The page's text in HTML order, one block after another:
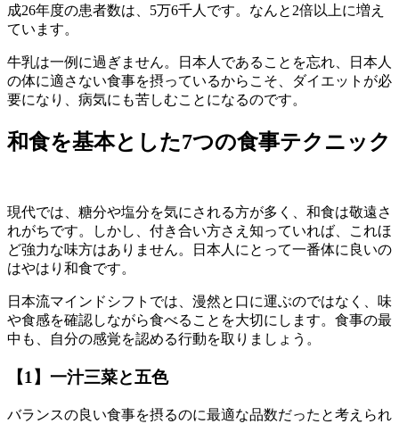
成26年度の患者数は、5万6千人です。なんと2倍以上に増え
ています。
牛乳は一例に過ぎません。日本人であることを忘れ、日本人
の体に適さない食事を摂っているからこそ、ダイエットが必
要になり、病気にも苦しむことになるのです。
和食を基本とした7つの食事テクニック
現代では、糖分や塩分を気にされる方が多く、和食は敬遠さ
れがちです。しかし、付き合い方さえ知っていれば、これほ
ど強力な味方はありません。日本人にとって一番体に良いの
はやはり和食です。
日本流マインドシフトでは、漫然と口に運ぶのではなく、味
や食感を確認しながら食べることを大切にします。食事の最
中も、自分の感覚を認める行動を取りましょう。
【1】一汁三菜と五色
バランスの良い食事を摂るのに最適な品数だったと考えられ